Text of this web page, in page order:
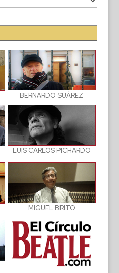
BERNARDO SUÁREZ
LUIS CARLOS PICHARDO
MIGUEL BRITO